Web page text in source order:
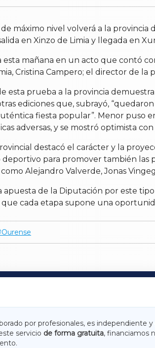
máximo nivel volverá a la
en Xinzo de Limia y llegada en
esta mañana en un acto que contó
Cristina Campero; el director de
esta prueba a la provincia
ediciones que, subrayó,
fiesta popular”. Menor puso
adversas, y se mostró optimista
destacó el carácter y la
para promover también las
Alejandro Valverde, Jonas
apuesta de la Diputación por este
cada etapa supone una
Ourense
por profesionales, es independiente
servicio de forma gratuita, financiamos
LUGOXA
RIBEIRASACRAXA